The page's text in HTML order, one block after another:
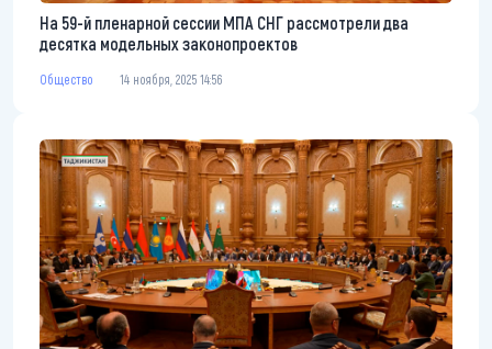
На 59-й пленарной сессии МПА СНГ рассмотрели два
десятка модельных законопроектов
Общество 14 ноября, 2025 14:56